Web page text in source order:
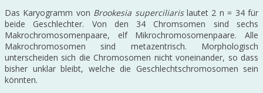
Das Karyogramm von Brookesia superciliarislautet 2 n = 34 für
beide Geschlechter. Von den 34 Chromsomen sind sechs
Makrochromosomenpaare, elf Mikrochromosomenpaare. Alle
Makrochromosomen sind metazentrisch. Morphologisch
unterscheiden sich die Chromosomen nicht voneinander, so dass
bisher unklar bleibt, welche die Geschlechtschromosomen sein
könnten.